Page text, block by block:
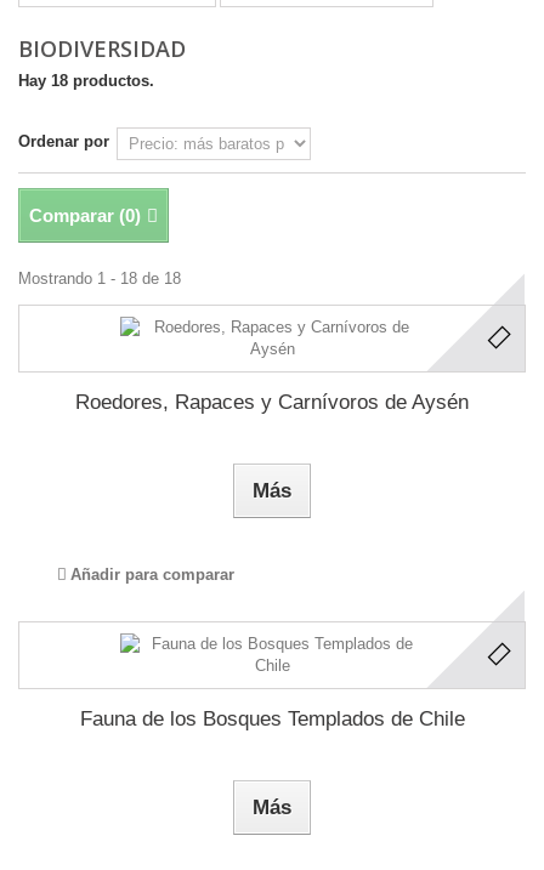
BIODIVERSIDAD
Hay 18 productos.
Ordenar por
Comparar (0)
Mostrando 1 - 18 de 18
Roedores, Rapaces y Carnívoros de Aysén
Más
Añadir para comparar
Fauna de los Bosques Templados de Chile
Más